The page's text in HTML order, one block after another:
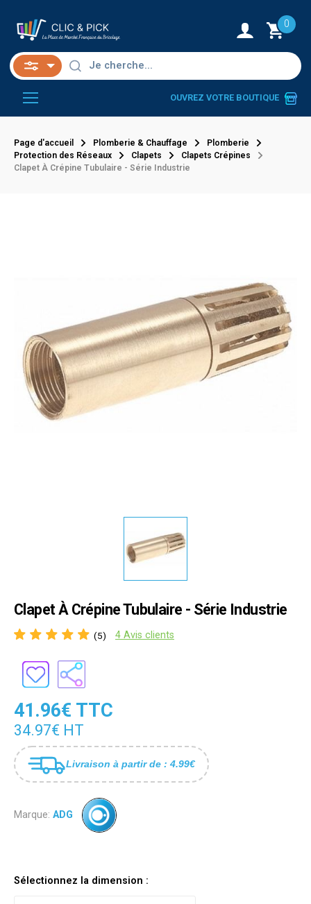
0
OUVREZ VOTRE BOUTIQUE
Page d'accueil Plomberie & Chauffage
Plomberie
Protection des Réseaux
Clapets
Clapets Crépines
Clapet À Crépine Tubulaire - Série Industrie
Clapet À Crépine Tubulaire - Série Industrie
(5) 4 Avis clients
41.96€ TTC
34.97€ HT
Livraison à partir de : 4.99€
Marque: ADG
Sélectionnez la dimension :